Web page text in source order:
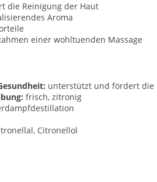
die Reinigung der Haut
Aroma
einer wohltuenden Massage
unterstützt und fördert die
frisch, zitronig
Citronellol